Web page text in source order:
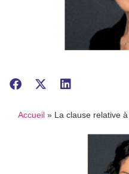
Accueil » La clause relative